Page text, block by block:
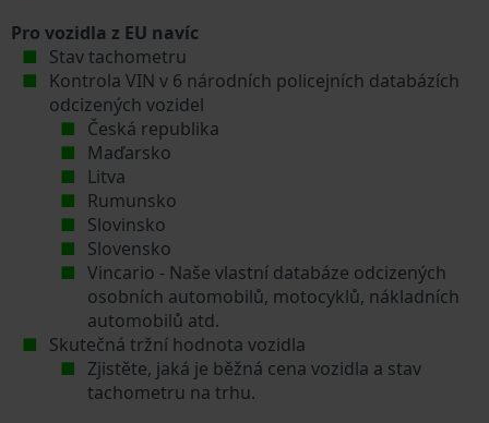
Pro vozidla z EU navíc
Stav tachometru
Kontrola VIN v 6 národních policejních databázích
odcizených vozidel
Česká republika
Maďarsko
Litva
Rumunsko
Slovinsko
Slovensko
Vincario - Naše vlastní databáze odcizených
osobních automobilů, motocyklů, nákladních
automobilů atd.
Skutečná tržní hodnota vozidla
Zjistěte, jaká je běžná cena vozidla a stav
tachometru na trhu.